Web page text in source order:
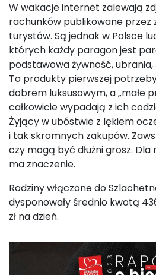
W wakacje internet zalewają
rachunków publikowane przez
turystów. Są jednak w Polsce
których każdy paragon jest
podstawowa żywność, ubrania,
To produkty pierwszej
dobrem luksusowym, a „małe
całkowicie wypadają z ich
Żyjący w ubóstwie z lękiem
i tak skromnych zakupów.
czy mogą być dłużni grosz.
ma znaczenie.
Rodziny włączone do
dysponowały średnio kwotą
zł na dzień.